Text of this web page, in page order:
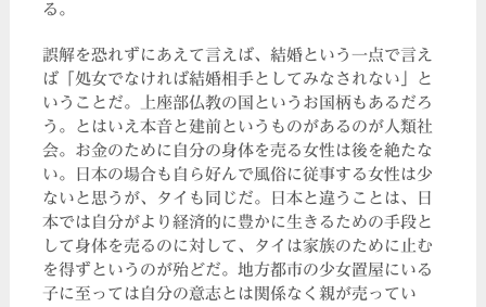
る。
誤解を恐れずにあえて言えば、結婚という一点で言え
ば「処女でなければ結婚相手としてみなされない」と
いうことだ。上座部仏教の国というお国柄もあるだろ
う。とはいえ本音と建前というものがあるのが人類社
会。お金のために自分の身体を売る女性は後を絶たな
い。日本の場合も自ら好んで風俗に従事する女性は少
ないと思うが、タイも同じだ。日本と違うことは、日
本では自分がより経済的に豊かに生きるための手段と
して身体を売るのに対して、タイは家族のために止む
を得ずというのが殆どだ。地方都市の少女置屋にいる
子に至っては自分の意志とは関係なく親が売ってい